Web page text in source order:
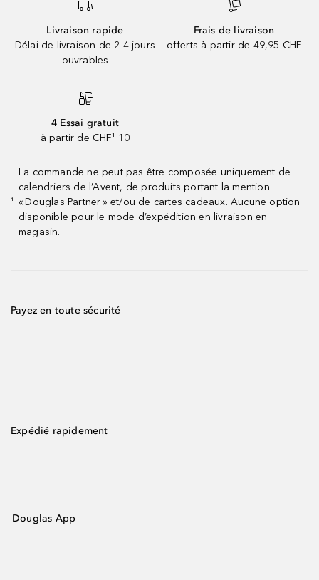
Livraison rapide
Délai de livraison de 2-4 jours
ouvrables
Frais de livraison
offerts à partir de 49,95 CHF
4 Essai gratuit
à partir de CHF¹ 10
¹
La commande ne peut pas être composée uniquement de
calendriers de l’Avent, de produits portant la mention
« Douglas Partner » et/ou de cartes cadeaux. Aucune option
disponible pour le mode d’expédition en livraison en
magasin.
Payez en toute sécurité
Expédié rapidement
Douglas App